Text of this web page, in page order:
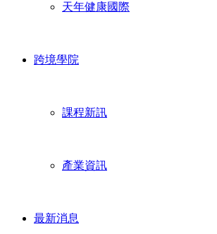
天年健康國際
跨境學院
課程新訊
產業資訊
最新消息